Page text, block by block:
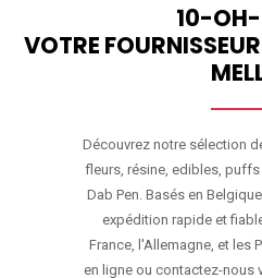
10-
VOTRE
Découvrez notre sélection
fleurs, résine, edibles,
Dab Pen. Basés en
expédition rapide et
France, l'Allemagne, et les
en ligne ou contactez-nous